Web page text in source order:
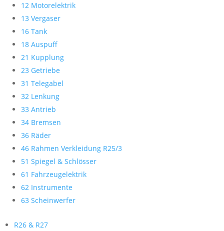
12 Motorelektrik
13 Vergaser
16 Tank
18 Auspuff
21 Kupplung
23 Getriebe
31 Telegabel
32 Lenkung
33 Antrieb
34 Bremsen
36 Räder
46 Rahmen Verkleidung R25/3
51 Spiegel & Schlösser
61 Fahrzeugelektrik
62 Instrumente
63 Scheinwerfer
R26 & R27